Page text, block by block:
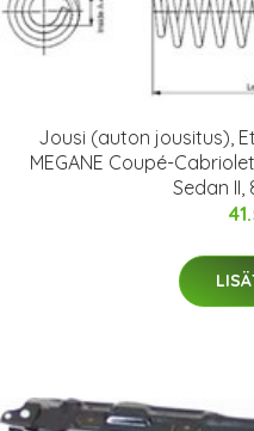
Jousi (auton jousitus),
MEGANE Coupé-Cabriolet
Sedan